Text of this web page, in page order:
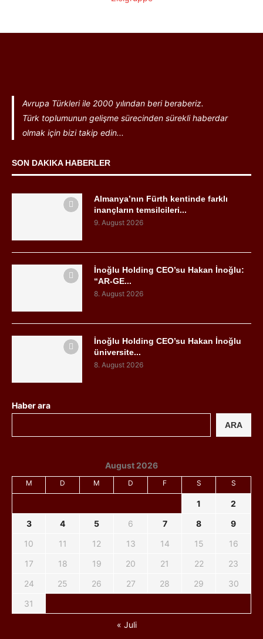
Avrupa Türkleri ile 2000 yılından beri beraberiz.
Türk toplumunun gelişme sürecinden sürekli haberdar
olmak için bizi takip edin...
SON DAKIKA HABERLER
Almanya’nın Fürth kentinde farklı
inançların temsilcileri...
9. August 2026
İnoğlu Holding CEO’su Hakan İnoğlu:
“AR-GE...
8. August 2026
İnoğlu Holding CEO’su Hakan İnoğlu
üniversite...
8. August 2026
Haber ara
ARA
August 2026
M D M D F S S
1
2
3
4 5 6 7 8
9
10
11 12 13 14 15
16
17
18 19 20 21 22
23
24
25 26 27 28 29
30
31
« Juli